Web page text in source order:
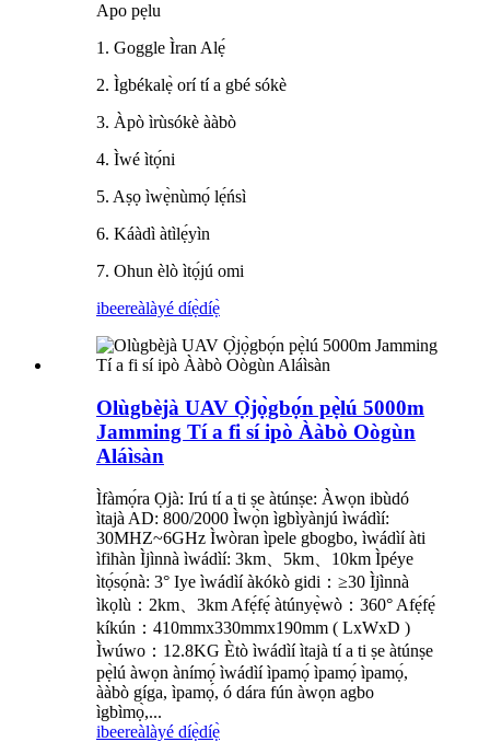
Apo pẹlu
1. Goggle Ìran Alẹ́
2. Ìgbékalẹ̀ orí tí a gbé sókè
3. Àpò ìrùsókè ààbò
4. Ìwé ìtọ́ni
5. Aṣọ ìwẹ̀nùmọ́ lẹ́ńsì
6. Káàdì àtìlẹ́yìn
7. Ohun èlò ìtọ́jú omi
ibeereàlàyé díẹ̀díẹ̀
Olùgbèjà UAV Ọ̀jọ̀gbọ́n pẹ̀lú 5000m
Jamming Tí a fi sí ipò Ààbò Oògùn
Aláìsàn
Ìfàmọ́ra Ọjà: Irú tí a ti ṣe àtúnṣe: Àwọn ibùdó
ìtajà AD: 800/2000 Ìwọ̀n ìgbìyànjú ìwádìí:
30MHZ~6GHz Ìwòran ìpele gbogbo, ìwádìí àti
ìfihàn Ìjìnnà ìwádìí: 3km、5km、10km Ìpéye
ìtọ́sọ́nà: 3° Iye ìwádìí àkókò gidi：≥30 Ìjìnnà
ìkọlù：2km、3km Afẹ́fẹ́ àtúnyẹ̀wò：360° Afẹ́fẹ́
kíkún：410mmx330mmx190mm ( LxWxD )
Ìwúwo：12.8KG Ètò ìwádìí ìtajà tí a ti ṣe àtúnṣe
pẹ̀lú àwọn ànímọ́ ìwádìí ìpamọ́ ìpamọ́ ìpamọ́,
ààbò gíga, ìpamọ́, ó dára fún àwọn agbo
ìgbìmọ̀,...
ibeereàlàyé díẹ̀díẹ̀